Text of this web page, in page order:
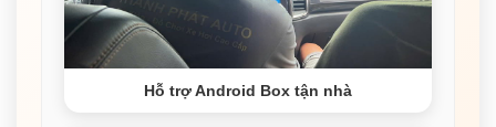
Hỗ trợ Android Box tận nhà